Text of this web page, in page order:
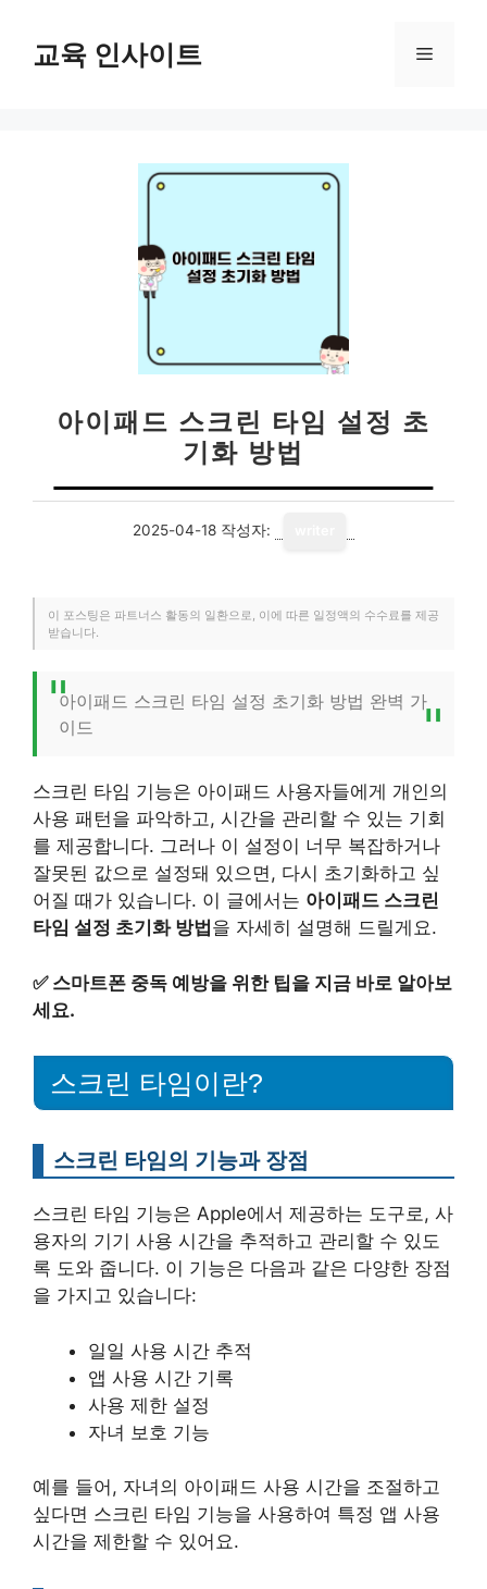
교육 인사이트 메
아이패드 스크린 타임 설정 초
기화 방법
2025-04-18 작성자:
이 포스팅은 파트너스 활동의 일환으로, 이에 따른 일정액의 수수료를 제공
받습니다.
아이패드 스크린 타임 설정 초기화 방법 완벽 가
이드
스크린 타임 기능은 아이패드 사용자들에게 개인의
사용 패턴을 파악하고, 시간을 관리할 수 있는 기회
를 제공합니다. 그러나 이 설정이 너무 복잡하거나
잘못된 값으로 설정돼 있으면, 다시 초기화하고 싶
어질 때가 있습니다. 이 글에서는 아이패드 스크린
타임 설정 초기화 방법 을 자세히 설명해 드릴게요.
✅ 스마트폰 중독 예방을 위한 팁을 지금 바로 알아보
세요.
스크린 타임이란?
스크린 타임의 기능과 장점
스크린 타임 기능은 Apple에서 제공하는 도구로, 사
용자의 기기 사용 시간을 추적하고 관리할 수 있도
록 도와 줍니다. 이 기능은 다음과 같은 다양한 장점
을 가지고 있습니다:
일일 사용 시간 추적
앱 사용 시간 기록
사용 제한 설정
자녀 보호 기능
예를 들어, 자녀의 아이패드 사용 시간을 조절하고
싶다면 스크린 타임 기능을 사용하여 특정 앱 사용
시간을 제한할 수 있어요.